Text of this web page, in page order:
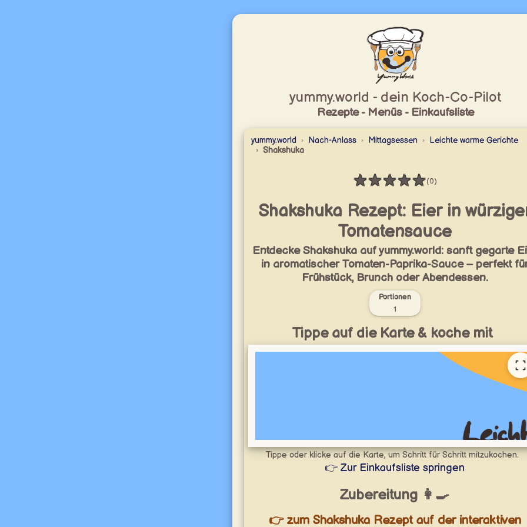
yummy.world - dein Koch-Co-Pilot
Rezepte - Menüs - Einkaufsliste
yummy.world Nach-Anlass Mittagsessen
Leichte warme Gerichte
Shakshuka
★★★★★
Bewertung: 0 / 5
(0)
Shakshuka Rezept: Eier in
Tomatensauce
Entdecke Shakshuka auf yummy.world: sanft gegarte
in aromatischer Tomaten-Paprika-Sauce – perfekt
Frühstück, Brunch oder Abendessen.
Portionen
1
Tippe auf die Karte & koche mit
Tippe oder klicke auf die Karte, um Schritt für Schritt mitzukochen.
👉 Zur Einkaufsliste springen
Zubereitung 👩‍🍳
👉 zum Shakshuka Rezept auf der interaktiven